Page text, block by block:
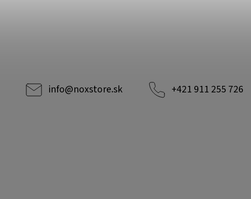
info@noxstore.sk +421 911 255 726